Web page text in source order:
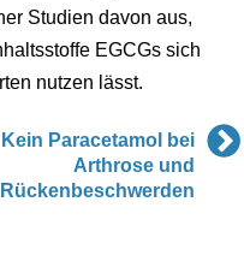
Studien davon aus,
EGCGs sich
nutzen lässt.
Kein Paracetamol bei
Arthrose und
Rückenbeschwerden